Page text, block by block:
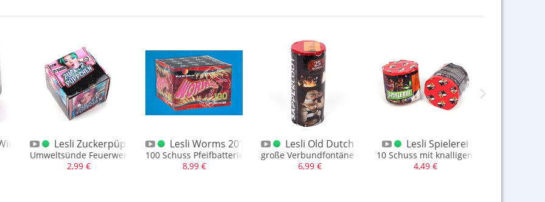
Lesli Zuckerpüppchen (Die Letzten)
Umweltsünde Feuerwerk, sehr schade
2,99 €
Lesli Worms 2010
100 Schuss Pfeifbatterie
8,99 €
Lesli Old Dutch Sapperloot
große Verbundfontäne mit 6 Schuss Feueröpfen
6,99 €
Lesli Spielerei
10 Schuss mit knalligen Effekten, sehr
4,49 €